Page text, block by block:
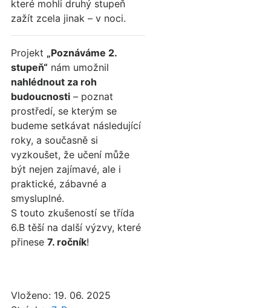
které mohli druhý stupeň
zažít zcela jinak – v noci.
Projekt „Poznáváme 2.
stupeň“ nám umožnil
nahlédnout za roh
budoucnosti – poznat
prostředí, se kterým se
budeme setkávat následující
roky, a současně si
vyzkoušet, že učení může
být nejen zajímavé, ale i
praktické, zábavné a
smysluplné.
S touto zkušeností se třída
6.B těší na další výzvy, které
přinese 7. ročník!
Vloženo: 19. 06. 2025